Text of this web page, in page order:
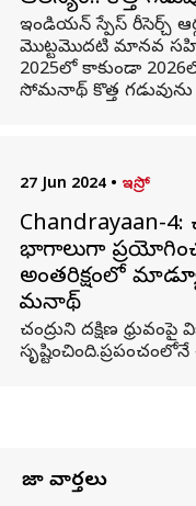
ఇండియన్ స్పేస్ రీసెర్చ్
మొట్టమొదటి మానవ
2025లో కాకుండా
సోమనాథ్ కొత్త గడువును
27 Jun 2024 • ఇస్రో
Chandrayaan-
భాగాలుగా
అంతరిక్షంలో
సోమనాథ్
చంద్రుని దక్షిణ
తాజా వార్తలు